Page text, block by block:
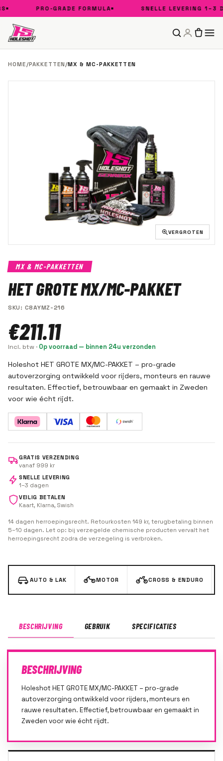
PRO-GRADE FORMULA SNELLE LEVERING 1–3
HOME/PAKKETTEN/MX & MC-PAKKETTEN
VERGROTEN
MX & MC-PAKKETTEN
HET GROTE MX/MC-PAKKET
SKU: C8AYMZ-216
€211.11
Incl. btw · Op voorraad — binnen 24u verzonden
Holeshot HET GROTE MX/MC-PAKKET – pro-grade
autoverzorging ontwikkeld voor rijders, monteurs en rauwe
resultaten. Effectief, betrouwbaar en gemaakt in Zweden
voor wie écht rijdt.
GRATIS VERZENDING
vanaf 999 kr
SNELLE LEVERING
1–3 dagen
VEILIG BETALEN
Kaart, Klarna, Swish
14 dagen herroepingsrecht. Retourkosten 149 kr, terugbetaling binnen
5–10 dagen. Let op: bij verzegelde chemische producten vervalt het
herroepingsrecht zodra de verzegeling is verbroken.
AUTO & LAK MOTOR CROSS & ENDURO
BESCHRIJVING GEBRUIK SPECIFICATIES
BESCHRIJVING
Holeshot HET GROTE MX/MC-PAKKET – pro-grade
autoverzorging ontwikkeld voor rijders, monteurs en
rauwe resultaten. Effectief, betrouwbaar en gemaakt in
Zweden voor wie écht rijdt.